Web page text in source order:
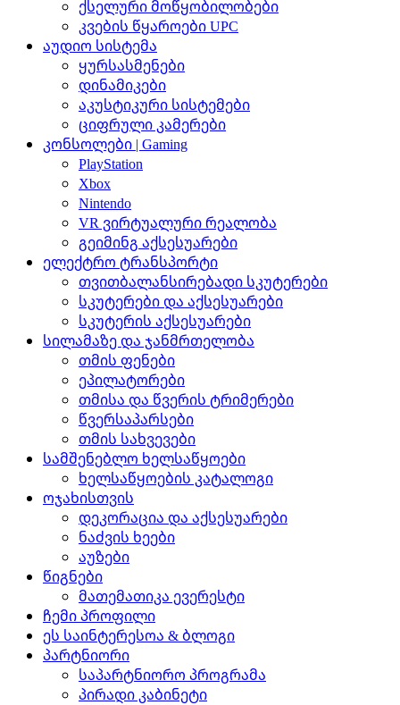
ქსელური მოწყობილობები
კვების წყაროები UPC
აუდიო სისტემა
ყურსასმენები
დინამიკები
აკუსტიკური სისტემები
ციფრული კამერები
კონსოლები | Gaming
PlayStation
Xbox
Nintendo
VR ვირტუალური რეალობა
გეიმინგ აქსესუარები
ელექტრო ტრანსპორტი
თვითბალანსირებადი სკუტერები
სკუტერები და აქსესუარები
სკუტერის აქსესუარები
სილამაზე და ჯანმრთელობა
თმის ფენები
ეპილატორები
თმისა და წვერის ტრიმერები
წვერსაპარსები
თმის სახვევები
სამშენებლო ხელსაწყოები
ხელსაწყოების კატალოგი
ოჯახისთვის
დეკორაცია და აქსესუარები
ნაძვის ხეები
აუზები
წიგნები
მათემათიკა ევერესტი
ჩემი პროფილი
ეს საინტერესოა & ბლოგი
პარტნიორი
საპარტნიორო პროგრამა
პირადი კაბინეტი